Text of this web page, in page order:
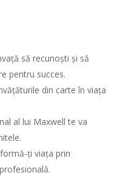
să recunoști și să
pentru succes.
din carte în viața
al lui Maxwell te va
ți viața prin